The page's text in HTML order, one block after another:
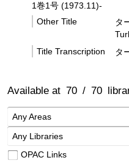
1巻1号 (1973.11)-
Other Title
タ
Title Transcription
タ
Available at 70 / 70
Any Areas
Any Libraries
OPAC Links